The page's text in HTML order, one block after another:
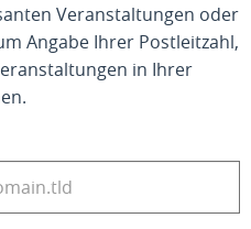
Veranstaltungen oder
Angabe Ihrer Postleitzahl,
in Ihrer